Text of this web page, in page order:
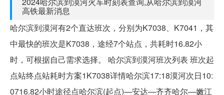
高铁最新消息
哈尔滨到漠河有2个直达班次，分别为K7038、K7041，其
中最快的班次是K7038，途经7个站点，共耗时16.82小
时，可根据自己需求选择。 哈尔滨到漠河班次列表 班次起
点站终点站耗时方案1K7038详情哈尔滨17:18漠河次日10:
0716.82小时途径点哈尔滨(起点)—安达—齐齐哈尔—嫩江